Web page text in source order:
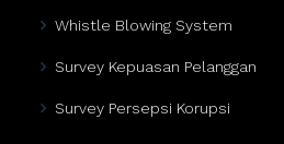
Whistle Blowing System
Survey Kepuasan Pelanggan
Survey Persepsi Korupsi